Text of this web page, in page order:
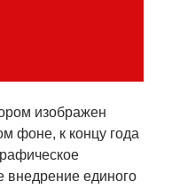
изображен
фоне, к концу года
внедрение единого